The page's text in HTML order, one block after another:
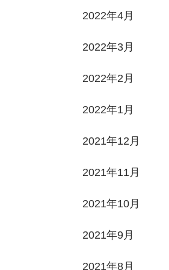
2022年4月
2022年3月
2022年2月
2022年1月
2021年12月
2021年11月
2021年10月
2021年9月
2021年8月